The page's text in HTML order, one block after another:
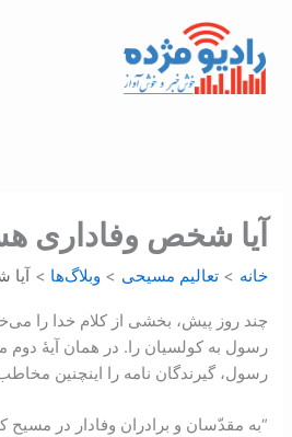
محتوا
آیا شخص وفاداری
خانه تعالیم مسیحی وبلاگ‌ها
چند روز پیش، بخشی از کلام خدا را
رسول به کولسیان را. در همان آیۀ
رسول، گیرندگان نامه را اینچنین
“به مقدّسان و برادران وفادار در